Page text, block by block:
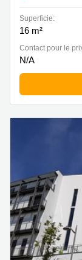
Superficie:
16 m²
Contact pour le
N/A